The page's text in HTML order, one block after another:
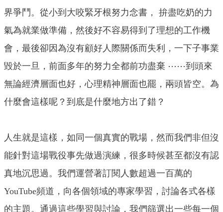
界爭鬥。從小到大咬緊牙根努力念書， 拚盡吃奶的力
氣為就業做準備，然後好不容易得到了理想的工作機
會，最後卻因為沒有顧好人際關係而失利，一下子事業
毀於一旦，前面多年的努力全都前功盡棄 ⋯⋯到頭來
無論經濟層面也好，心理精神層面也罷，兩頭皆空。為
什麼會這樣呢？到底是什麼地方出了錯？
人生就是這樣，如同一個真實的戰場，然而我們非但沒
能針對這場戰役事先做過演練，很多時候甚至都沒有認
真地沉思過。我們運營著訂閱人數超過一百萬的
YouTube頻道，向各個領域的專家學習，討論各式各樣
的主題。通過這些學習與討論，我們篩選出一些每一個